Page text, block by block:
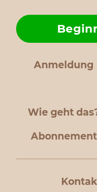
Anmeldung
Wie geht
Abonnement